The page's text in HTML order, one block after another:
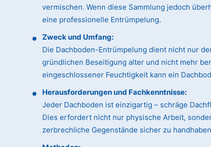
vermischen. Wenn diese Sammlung jedoch
eine professionelle Entrümpelung.
Zweck und Umfang:
Die Dachboden-Entrümpelung dient nicht nur
gründlichen Beseitigung alter und nicht mehr
eingeschlossener Feuchtigkeit kann ein
Herausforderungen und Fachkenntnisse:
Jeder Dachboden ist einzigartig – schräge
Dies erfordert nicht nur physische Arbeit,
zerbrechliche Gegenstände sicher zu